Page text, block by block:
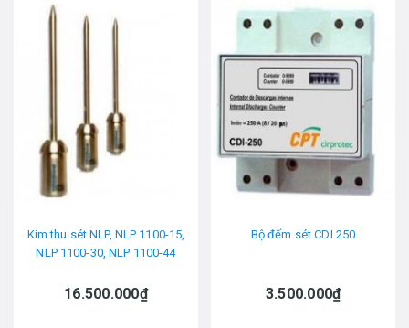
Kim thu sét NLP, NLP 1100-15,
NLP 1100-30, NLP 1100-44
16.500.000₫
Bộ đếm sét CDI 250
3.500.000₫